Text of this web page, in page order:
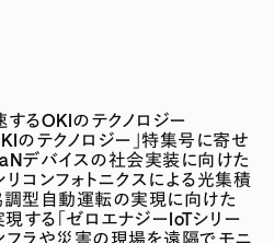
るOKIのテクノロジー
のテクノロジー」特集号に寄せ
デバイスの社会実装に向けた
リコンフォトニクスによる光集積
調型自動運転の実現に向けた
する「ゼロエナジーIoTシリー
フラや災害の現場を遠隔でモニ